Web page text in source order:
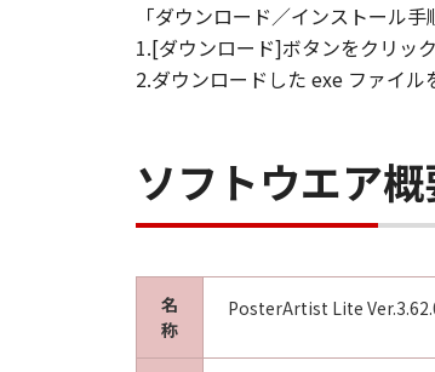
「ダウンロード／インストール手
1.[ダウンロード]ボタンをクリッ
2.ダウンロードした exe ファイル
ソフトウエア
名
称
PosterArtist Lite